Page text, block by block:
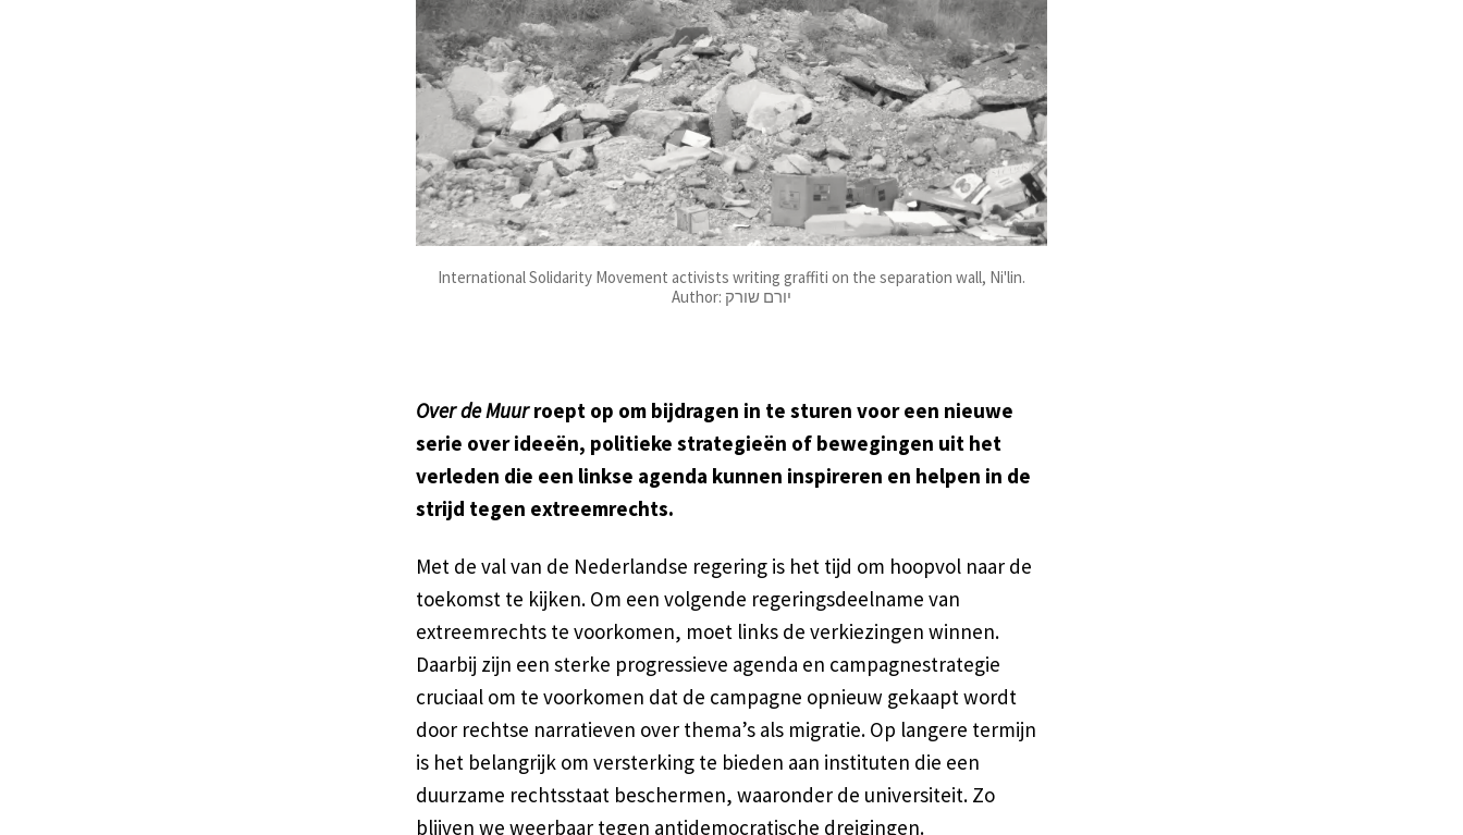
International Solidarity Movement activists writing graffiti on the separation wall, Ni'lin.
Author: יורם שורק
Over de Muurroept op om bijdragen in te sturen voor een nieuwe
serie over ideeën, politieke strategieën of bewegingen uit het
verleden die een linkse agenda kunnen inspireren en helpen in de
strijd tegen extreemrechts.
Met de val van de Nederlandse regering is het tijd om hoopvol naar de
toekomst te kijken. Om een volgende regeringsdeelname van
extreemrechts te voorkomen, moet links de verkiezingen winnen.
Daarbij zijn een sterke progressieve agenda en campagnestrategie
cruciaal om te voorkomen dat de campagne opnieuw gekaapt wordt
door rechtse narratieven over thema’s als migratie. Op langere termijn
is het belangrijk om versterking te bieden aan instituten die een
duurzame rechtsstaat beschermen, waaronder de universiteit. Zo
blijven we weerbaar tegen antidemocratische dreigingen.